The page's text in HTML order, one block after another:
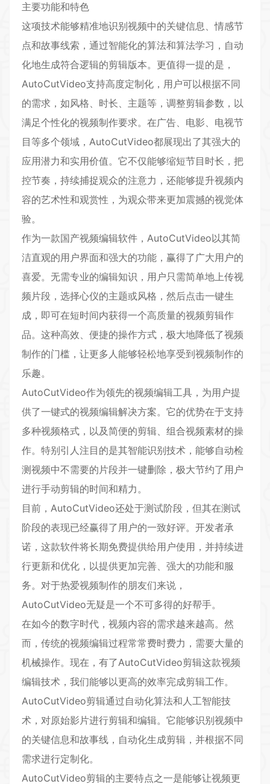
主要功能和特色
这项技术能够精准地识别视频中的关键信息、情感节
点和故事线索，通过智能化的算法和算法学习，自动
化地生成符合逻辑的剪辑版本。更值得一提的是，
AutoCutVideo支持高度定制化，用户可以根据不同
的需求，如风格、时长、主题等，调整剪辑参数，以
满足个性化的视频制作要求。在广告、电影、电视节
目等多个领域，AutoCutVideo都展现出了其强大的
应用潜力和实用价值。它不仅能够缩短节目时长，把
控节奏，持续捕捉观众的注意力，还能够提升视频内
容的艺术性和观赏性，为观众带来更加震撼的视觉体
验。
作为一款国产视频编辑软件，AutoCutVideo以其简
洁直观的用户界面和强大的功能，赢得了广大用户的
喜爱。无需专业的编辑知识，用户只需简单地上传视
频片段，选择心仪的主题或风格，然后点击一键生
成，即可在短时间内获得一个高质量的视频剪辑作
品。这种高效、便捷的操作方式，极大地降低了视频
制作的门槛，让更多人能够轻松地享受到视频制作的
乐趣。
AutoCutVideo作为领先的视频编辑工具，为用户提
供了一键式的视频编辑解决方案。它的优势在于支持
多种视频格式，以及简便的剪辑、组合视频素材的操
作。特别引人注目的是其智能识别技术，能够自动检
测视频中不需要的片段并一键删除，极大节约了用户
进行手动剪辑的时间和精力。
目前，AutoCutVideo还处于测试阶段，但其在测试
阶段的表现已经赢得了用户的一致好评。开发者承
诺，这款软件将长期免费提供给用户使用，并持续进
行更新和优化，以提供更加完善、强大的功能和服
务。对于热爱视频制作的朋友们来说，
AutoCutVideo无疑是一个不可多得的好帮手。
在如今的数字时代，视频内容的需求越来越高。然
而，传统的视频编辑过程常常费时费力，需要大量的
机械操作。现在，有了AutoCutVideo剪辑这款视频
编辑技术，我们能够以更高的效率完成剪辑工作。
AutoCutVideo剪辑通过自动化算法和人工智能技
术，对原始影片进行剪辑和编辑。它能够识别视频中
的关键信息和故事线，自动化生成剪辑，并根据不同
需求进行定制化。
AutoCutVideo剪辑的主要特点之一是能够让视频更